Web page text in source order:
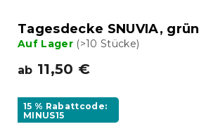
Tagesdecke SNUVIA, grün
Auf Lager (>10 Stücke)
ab 11,50 €
15 % Rabattcode:
MINUS15